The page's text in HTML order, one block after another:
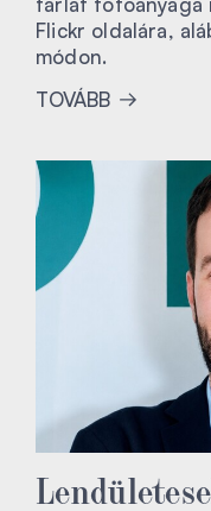
Flickr oldalára,
módon.
TOVÁBB